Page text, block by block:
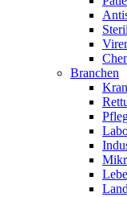
Steril
Branchen